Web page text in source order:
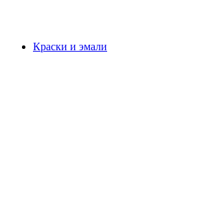
Краски и эмали